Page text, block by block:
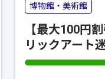
博物館・美術館
【最大100円
リックアート